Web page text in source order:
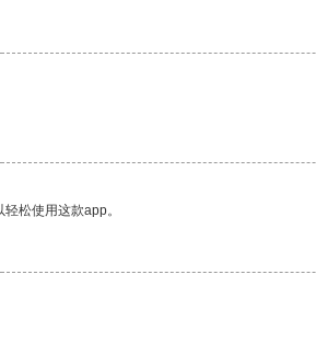
松使用这款app。